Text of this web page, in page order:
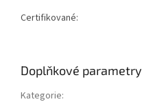
Certifikované:
Doplňkové parametry
Kategorie: